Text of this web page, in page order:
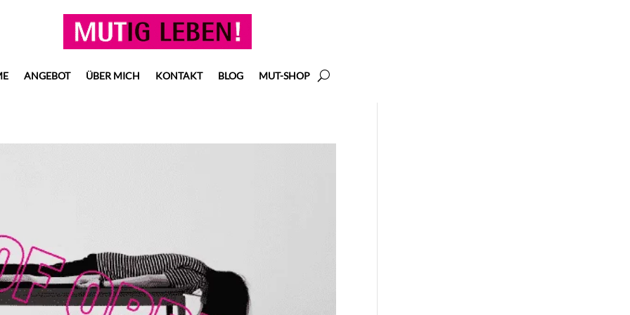
ANGEBOT ÜBER MICH KONTAKT BLOG MUT-SHOP